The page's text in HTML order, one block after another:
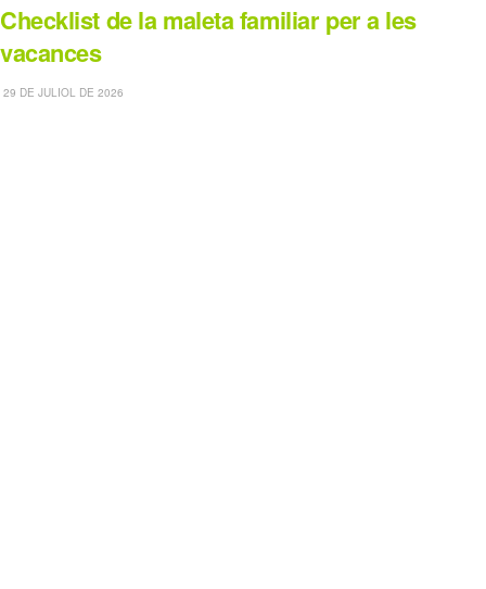
Checklist de la maleta familiar per a les
vacances
29 DE JULIOL DE 2026